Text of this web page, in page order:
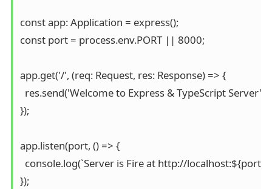
const app: Application = express();
const port = process.env.PORT || 8000;
app.get('/', (req: Request, res: Response) => {
  res.send('Welcome to Express & TypeScript Server');
});
app.listen(port, () => {
console.log(`Server is Fire at http://
});